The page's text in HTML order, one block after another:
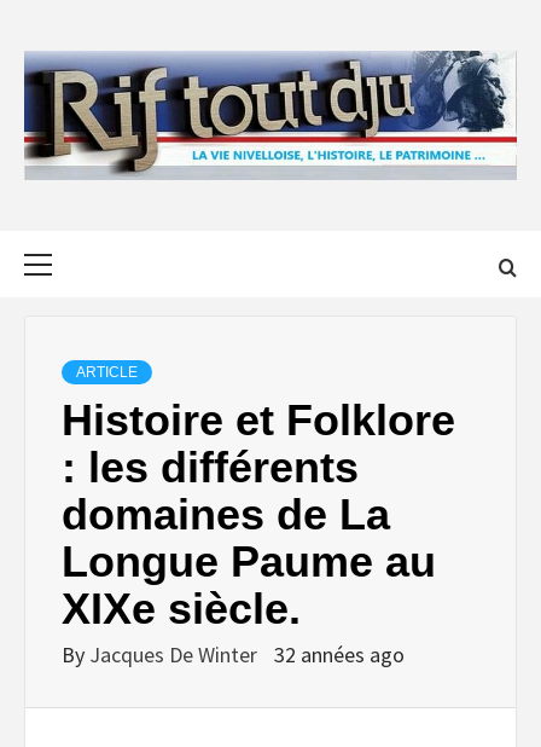
content
ARTICLE
Histoire et Folklore
: les différents
domaines de La
Longue Paume au
XIXe siècle.
By Jacques De Winter 32 années ago